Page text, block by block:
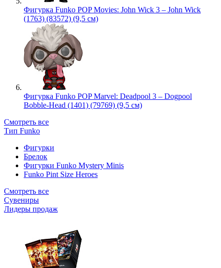
Фигурка Funko POP Movies: John Wick 3 – John Wick
(1763) (83572) (9,5 см)
Фигурка Funko POP Marvel: Deadpool 3 – Dogpool
Bobble-Head (1401) (79769) (9,5 см)
Смотреть все
Тип Funko
Фигурки
Брелок
Фигурки Funko Mystery Minis
Funko Pint Size Heroes
Смотреть все
Сувениры
Лидеры продаж